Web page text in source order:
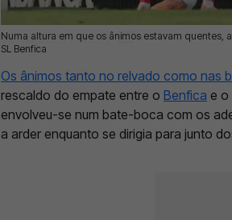
Numa altura em que os ânimos estavam quentes,
SL Benfica
03 Mai 2026 | 14:29 | 0
Os ânimos tanto no relvado como nas
rescaldo do empate entre o Benfica e o
envolveu-se num bate-boca com os
a arder enquanto se dirigia para junto